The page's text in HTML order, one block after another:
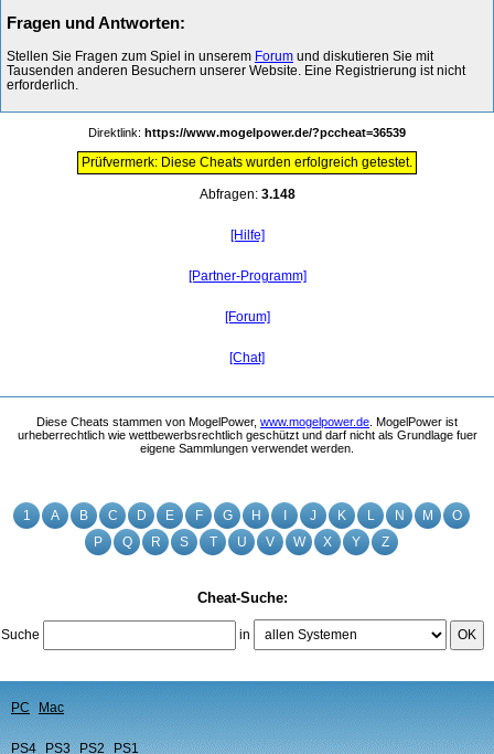
1 A B C D E F G H I J K L N M
O
P
Q R S T U V W X Y Z
Cheat-Suche:
Suche in OK
PC Mac
PS4 PS3 PS2 PS1
Fragen und Antworten:
Stellen Sie Fragen zum Spiel in unserem Forum und diskutieren Sie mit
Tausenden anderen Besuchern unserer Website. Eine Registrierung ist nicht
erforderlich.
Direktlink: https://www.mogelpower.de/?pccheat=36539
Prüfvermerk: Diese Cheats wurden erfolgreich getestet.
Abfragen: 3.148
[Hilfe]
[Partner-Programm]
[Forum]
[Chat]
Diese Cheats stammen von MogelPower, www.mogelpower.de . MogelPower ist
urheberrechtlich wie wettbewerbsrechtlich geschützt und darf nicht als Grundlage fuer
eigene Sammlungen verwendet werden.